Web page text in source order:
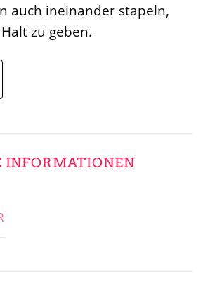
auch ineinander stapeln,
zu geben.
INFORMATIONEN